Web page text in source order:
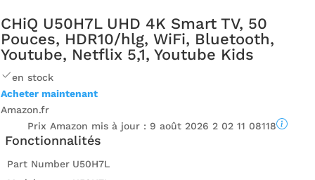
CHiQ U50H7L UHD 4K Smart TV, 50
Pouces, HDR10/hlg, WiFi, Bluetooth,
Youtube, Netflix 5,1, Youtube Kids
en stock
Acheter maintenant
Amazon.fr
Prix ​​Amazon mis à jour : 9 août 2026 2 02 11 08118
Fonctionnalités
Part Number U50H7L